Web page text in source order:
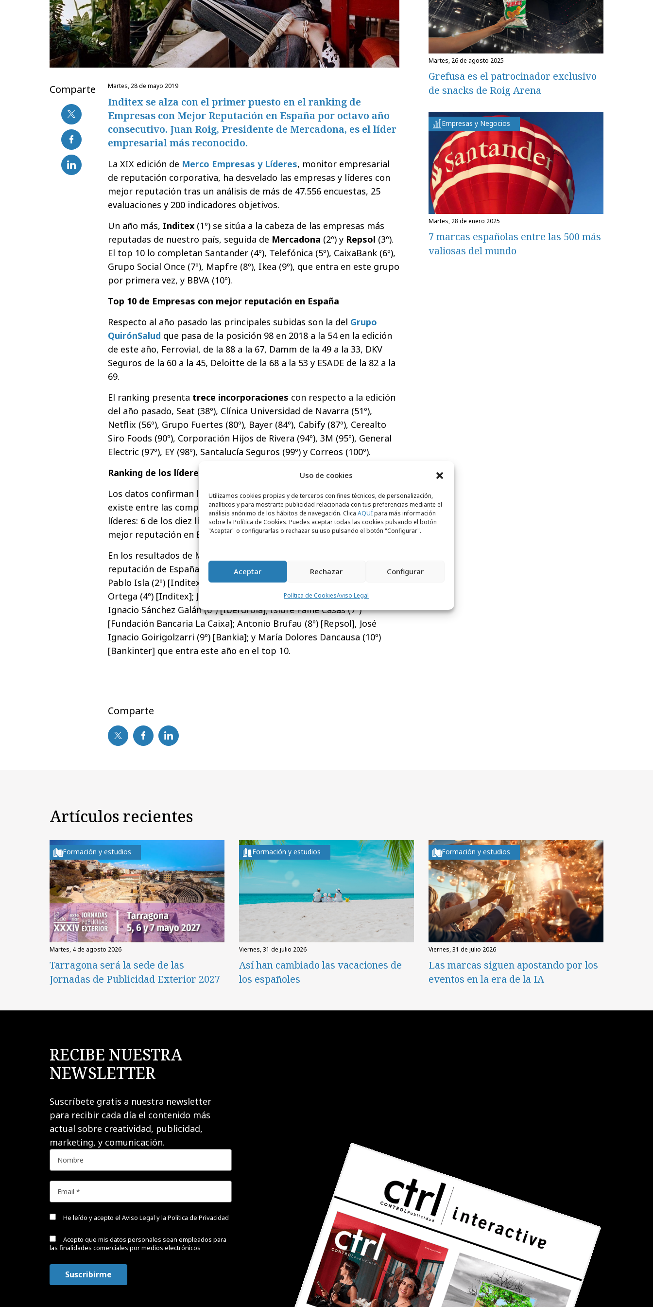
Uso de cookies
Utilizamos cookies propias y de terceros con fines técnicos, de personalización,
analíticos y para mostrarte publicidad relacionada con tus preferencias mediante el
análisis anónimo de los hábitos de navegación. Clica AQUÍpara más información
sobre la Política de Cookies. Puedes aceptar todas las cookies pulsando el botón
"Aceptar" o configurarlas o rechazar su uso pulsando el botón "Configurar".
Aceptar Rechazar Configurar
Política de CookiesAviso Legal
Comparte martes, 28 de mayo 2019
Inditex se alza con el primer puesto en el ranking de
Empresas con Mejor Reputación en España por octavo año
consecutivo. Juan Roig, Presidente de Mercadona, es el líder
empresarial más reconocido.
La XIX edición de Merco Empresas y Líderes, monitor empresarial
de reputación corporativa, ha desvelado las empresas y líderes con
mejor reputación tras un análisis de más de 47.556 encuestas, 25
evaluaciones y 200 indicadores objetivos.
Un año más, Inditex (1º) se sitúa a la cabeza de las empresas más
reputadas de nuestro país, seguida de Mercadona (2º) y Repsol (3º).
El top 10 lo completan Santander (4º), Telefónica (5º), CaixaBank (6º),
Grupo Social Once (7º), Mapfre (8º), Ikea (9º), que entra en este grupo
por primera vez, y BBVA (10º).
Top 10 de Empresas con mejor reputación en España
Respecto al año pasado las principales subidas son la del Grupo
QuirónSalud que pasa de la posición 98 en 2018 a la 54 en la edición
de este año, Ferrovial, de la 88 a la 67, Damm de la 49 a la 33, DKV
Seguros de la 60 a la 45, Deloitte de la 68 a la 53 y ESADE de la 82 a la
69.
El ranking presenta trece incorporaciones con respecto a la edición
del año pasado, Seat (38º), Clínica Universidad de Navarra (51º),
Netflix (56º), Grupo Fuertes (80º), Bayer (84º), Cabify (87º), Cerealto
Siro Foods (90º), Corporación Hijos de Rivera (94º), 3M (95º), General
Electric (97º), EY (98º), Santalucía Seguros (99º) y Correos (100º).
Ranking de los líderes con mejor reputación en España
Los datos confirman la relación directamente proporcional que
existe entre las compañías más reputadas y la valoración de sus
líderes: 6 de los diez líderes tienen sus empresas en el top 10 con
mejor reputación en España.
En los resultados de Merco Líderes 2019 el directivo con mayor
reputación de España es
Juan Roig (1º) [Mercadona]; seguido de
Pablo Isla (2º) [Inditex]; Ana Patricia Botín (3º) [Santander]; Amancio
Ortega (4º) [Inditex]; José María Álverez-Pallete (5º) [Telefónica];
Ignacio Sánchez Galán (6º) [Iberdrola]; Isidre Fainé Casas (7º)
[Fundación Bancaria La Caixa]; Antonio Brufau (8º) [Repsol], José
Ignacio Goirigolzarri (9º) [Bankia]; y María Dolores Dancausa (10º)
[Bankinter] que entra este año en el top 10.
Comparte
martes, 26 de agosto 2025
Grefusa es el patrocinador exclusivo
de snacks de Roig Arena
Empresas y Negocios
martes, 28 de enero 2025
7 marcas españolas entre las 500 más
valiosas del mundo
Artículos recientes
Formación y estudios
martes, 4 de agosto 2026
Tarragona será la sede de las
Jornadas de Publicidad Exterior 2027
Formación y estudios
viernes, 31 de julio 2026
Así han cambiado las vacaciones de
los españoles
Formación y estudios
viernes, 31 de julio 2026
Las marcas siguen apostando por los
eventos en la era de la IA
RECIBE NUESTRA
NEWSLETTER
Suscríbete gratis a nuestra newsletter
para recibir cada día el contenido más
actual sobre creatividad, publicidad,
marketing, y comunicación.
He leído y acepto el Aviso Legal y la Política de Privacidad
Acepto que mis datos personales sean empleados para
las finalidades comerciales por medios electrónicos